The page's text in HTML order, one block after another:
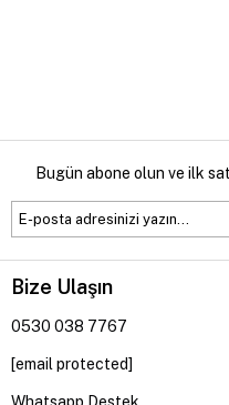
Bugün abone olun ve ilk
Bize Ulaşın
0530 038 7767
[email protected]